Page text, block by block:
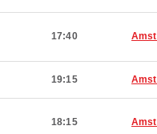
17:40
19:15
18:15